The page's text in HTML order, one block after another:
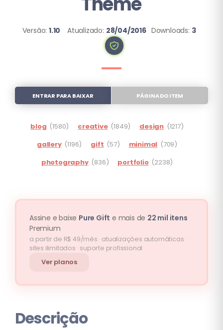
Versão:1.10 Atualizado: 28/04/2016 Downloads: 3
ENTRAR PARA BAIXAR PÁGINA DO ITEM
blog (1580) creative (1849) design (1217)
gallery (1196) gift (57) minimal (709)
photography (836) portfolio (2238)
Assine e baixe Pure Gift e mais de 22 mil itens
Premium
a partir de R$ 49/mês · atualizações automáticas ·
sites ilimitados · suporte profissional
Ver planos
Descrição